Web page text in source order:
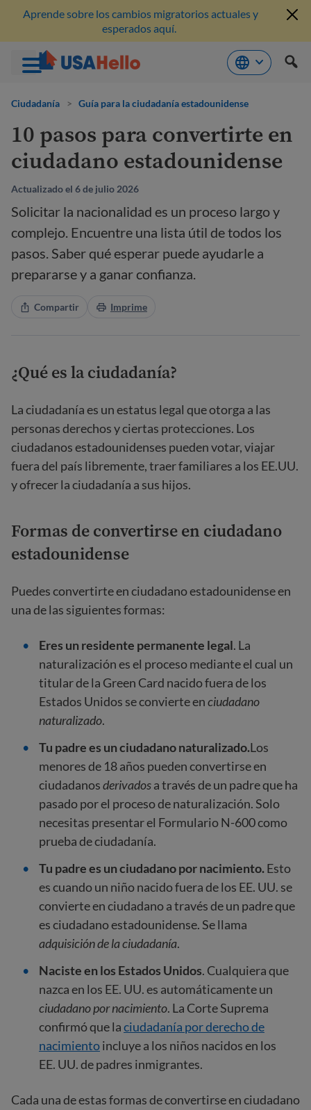
Aprende sobre los cambios migratorios actuales y
esperados aquí.
Ciudadanía > Guía para la ciudadanía estadounidense
10 pasos para convertirte en
ciudadano estadounidense
Actualizado el 6 de julio 2026
Solicitar la nacionalidad es un proceso largo y
complejo. Encuentre una lista útil de todos los
pasos. Saber qué esperar puede ayudarle a
prepararse y a ganar confianza.
Compartir Imprime
¿Qué es la ciudadanía?
La ciudadanía es un estatus legal que otorga a las
personas derechos y ciertas protecciones. Los
ciudadanos estadounidenses pueden votar, viajar
fuera del país libremente, traer familiares a los EE.UU.
y ofrecer la ciudadanía a sus hijos.
Formas de convertirse en ciudadano
estadounidense
Puedes convertirte en ciudadano estadounidense en
una de las siguientes formas:
Eres un residente permanente legal. La
naturalización es el proceso mediante el cual un
titular de la Green Card nacido fuera de los
Estados Unidos se convierte enciudadano
naturalizado.
Tu padre es un ciudadano naturalizado.Los
menores de 18 años pueden convertirse en
ciudadanosderivadosa través de un padre que ha
pasado por el proceso de naturalización. Solo
necesitas presentar el Formulario N-600 como
prueba de ciudadanía.
Tu padre es un ciudadano por nacimiento.Esto
es cuando un niño nacido fuera de los EE. UU. se
convierte en ciudadano a través de un padre que
es ciudadano estadounidense. Se llama
adquisición de la ciudadanía.
Naciste en los Estados Unidos. Cualquiera que
nazca en los EE. UU. es automáticamente un
ciudadano por nacimiento. La Corte Suprema
confirmó que laciudadanía por derecho de
nacimientoincluye a los niños nacidos en los
EE. UU. de padres inmigrantes.
Cada una de estas formas de convertirse en ciudadano